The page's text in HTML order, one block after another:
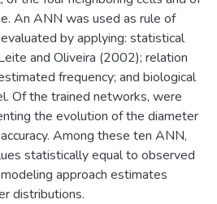
An ANN was used as rule of
by applying: statistical
and Oliveira (2002); relation
frequency; and biological
Of the trained networks, were
the evolution of the diameter
Among these ten ANN,
statistically equal to observed
approach estimates
distributions.